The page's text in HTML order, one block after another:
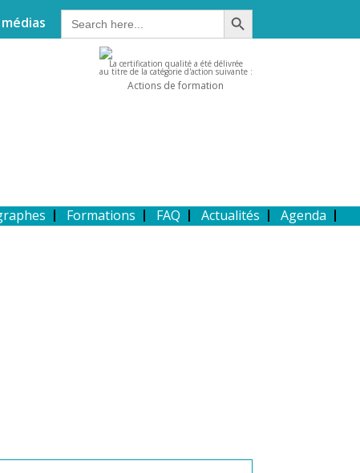
Search
for:
Search Button
La certification qualité a été délivrée
au titre de la catégorie d'action suivante :
Actions de formation
Formations FAQ Actualités Agenda